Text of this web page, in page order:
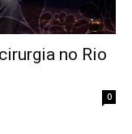
no Rio
0